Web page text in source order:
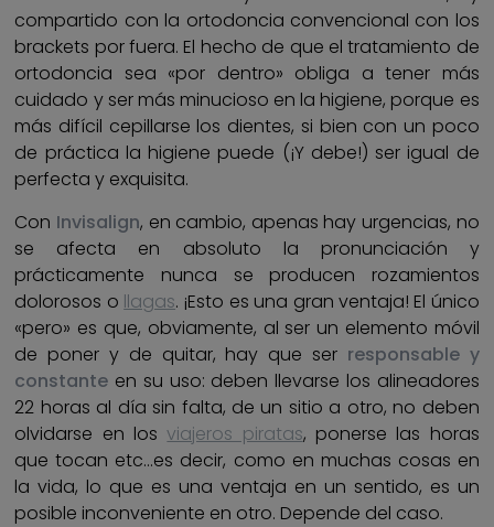
compartido con la ortodoncia convencional con los
brackets por fuera. El hecho de que el tratamiento de
ortodoncia sea «por dentro» obliga a tener más
cuidado y ser más minucioso en la higiene, porque es
más difícil cepillarse los dientes, si bien con un poco
de práctica la higiene puede (¡Y debe!) ser igual de
perfecta y exquisita.
Con Invisalign, en cambio, apenas hay urgencias, no
se afecta en absoluto la pronunciación y
prácticamente nunca se producen rozamientos
dolorosos o llagas. ¡Esto es una gran ventaja! El único
«pero» es que, obviamente, al ser un elemento móvil
de poner y de quitar, hay que ser responsable y
constante en su uso: deben llevarse los alineadores
22 horas al día sin falta, de un sitio a otro, no deben
olvidarse en losviajeros piratas, ponerse las horas
que tocan etc…es decir, como en muchas cosas en
la vida, lo que es una ventaja en un sentido, es un
posible inconveniente en otro. Depende del caso.